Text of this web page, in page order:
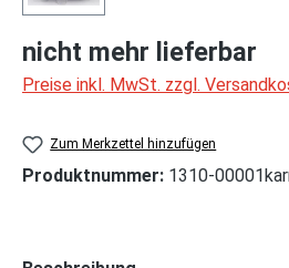
nicht mehr lieferbar
Preise inkl. MwSt. zzgl.
Zum Merkzettel hinzufügen
Produktnummer: 1310-